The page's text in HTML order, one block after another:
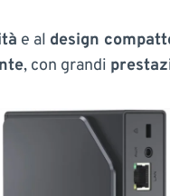
e al design
, con grandi